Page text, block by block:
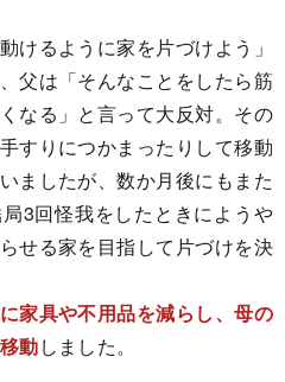
けるように家を片づけよう」
父は「そんなことをしたら筋
なる」と言って大反対。その
すりにつかまったりして移動
ましたが、数か月後にもまた
3回怪我をしたときにようや
せる家を目指して片づけを決
家具や不用品を減らし、母の
動しました。